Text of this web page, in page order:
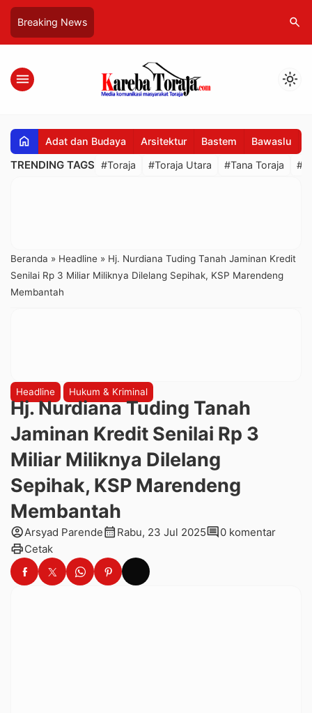
Breaking News search
menu light_mode
home Adat dan Budaya Arsitektur Bastem Bawaslu
TRENDING TAGS #Toraja #Toraja Utara #Tana Toraja
Beranda » Headline » Hj. Nurdiana Tuding Tanah Jaminan Kredit
Senilai Rp 3 Miliar Miliknya Dilelang Sepihak, KSP Marendeng
Membantah
Headline Hukum & Kriminal
Hj. Nurdiana Tuding Tanah
Jaminan Kredit Senilai Rp 3
Miliar Miliknya Dilelang
Sepihak, KSP Marendeng
Membantah
account_circleArsyad Parendecalendar_month Rabu, 23 Jul 2025comment0 komentar
printCetak